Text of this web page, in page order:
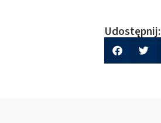
Udostępnij: